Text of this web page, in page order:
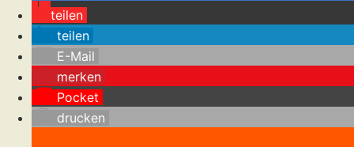
teilen
teilen
E-Mail
merken
Pocket
drucken